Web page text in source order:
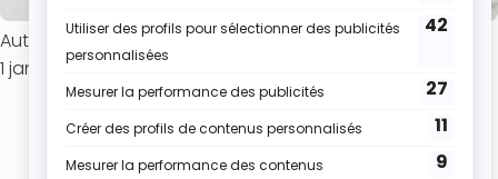
Auteur : Roxane
1 janvier 2023